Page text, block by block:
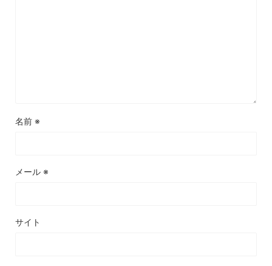
名前 ※
メール ※
サイト